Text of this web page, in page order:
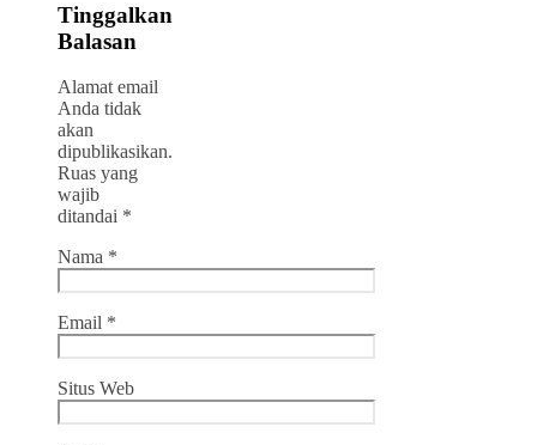
Tinggalkan
Balasan
Alamat email
Anda tidak
akan
dipublikasikan.
Ruas yang
wajib
ditandai *
Nama *
Email *
Situs Web